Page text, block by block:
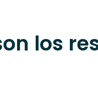
los